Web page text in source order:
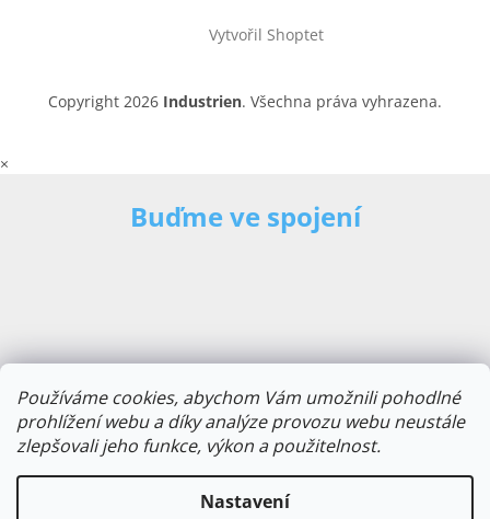
Používáme cookies, abychom Vám umožnili pohodlné
prohlížení webu a díky analýze provozu webu neustále
zlepšovali jeho funkce, výkon a použitelnost.
Nastavení
Vytvořil Shoptet
Copyright 2026 Industrien. Všechna práva vyhrazena.
×
Buďme ve spojení
E-mailová adresa